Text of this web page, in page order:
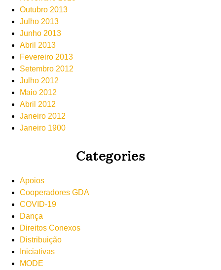
Outubro 2013
Julho 2013
Junho 2013
Abril 2013
Fevereiro 2013
Setembro 2012
Julho 2012
Maio 2012
Abril 2012
Janeiro 2012
Janeiro 1900
Categories
Apoios
Cooperadores GDA
COVID-19
Dança
Direitos Conexos
Distribuição
Iniciativas
MODE